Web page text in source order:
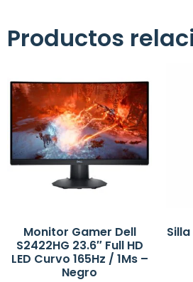
Productos
Monitor Gamer Dell
S2422HG 23.6″ Full HD
LED Curvo 165Hz / 1Ms –
Negro